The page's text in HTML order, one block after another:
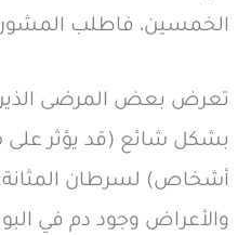
الخمسين، فاطلب
تعرض بعض المرضى الذين
أشخاص) لسرطان
والأعراض وجود دم في